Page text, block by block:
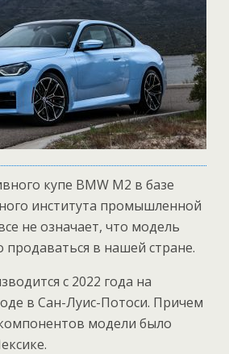
купе BMW M2 в базе
института промышленной
не означает, что модель
в нашей стране.
с 2022 года на
в Сан-Луис-Потоси. Причем
модели было